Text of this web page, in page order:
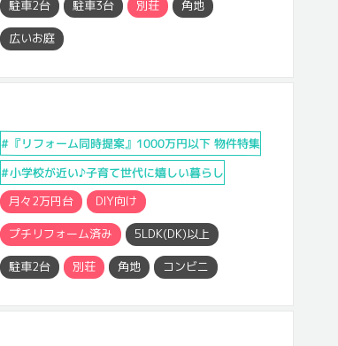
駐車2台 駐車3台 別荘 角地
広いお庭
『リフォーム同時提案』1000万円以下 物件特集
小学校が近い♪子育て世代に嬉しい暮らし
月々2万円台 DIY向け
プチリフォーム済み 5LDK(DK)以上
駐車2台 別荘 角地 コンビニ